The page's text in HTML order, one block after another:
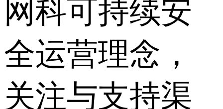
网科可持续安
全运营理念，
关注与支持渠